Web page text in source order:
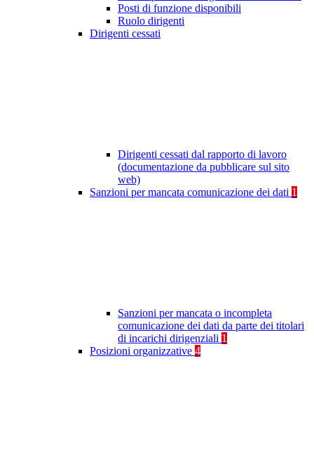
Posti di funzione disponibili
Ruolo dirigenti
Dirigenti cessati
Dirigenti cessati dal rapporto di lavoro
(documentazione da pubblicare sul sito
web)
Sanzioni per mancata comunicazione dei dati 1
Sanzioni per mancata o incompleta
comunicazione dei dati da parte dei titolari
di incarichi dirigenziali 1
Posizioni organizzative 4